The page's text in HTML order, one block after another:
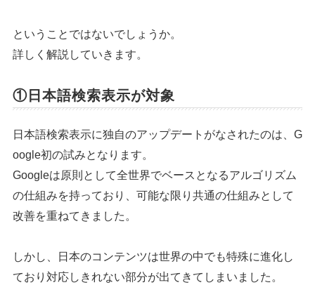
ということではないでしょうか。
詳しく解説していきます。
①日本語検索表示が対象
日本語検索表示に独自のアップデートがなされたのは、G
oogle初の試みとなります。
Googleは原則として全世界でベースとなるアルゴリズム
の仕組みを持っており、可能な限り共通の仕組みとして
改善を重ねてきました。
しかし、日本のコンテンツは世界の中でも特殊に進化し
ており対応しきれない部分が出てきてしまいました。